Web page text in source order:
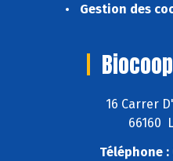
Gestion des
16 Carrer
66160
Téléphone :